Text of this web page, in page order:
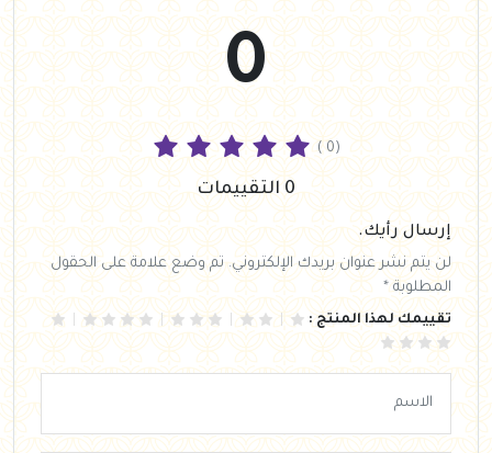
0
( 0)
0 التقييمات
إرسال رأيك.
لن يتم نشر عنوان بريدك الإلكتروني. تم وضع علامة على الحقول
المطلوبة *
تقييمك لهذا المنتج :